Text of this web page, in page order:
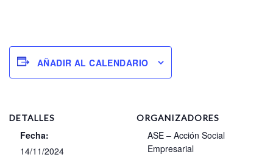
AÑADIR AL CALENDARIO
DETALLES
Fecha:
14/11/2024
ORGANIZADORES
ASE – Acción Social
Empresarial